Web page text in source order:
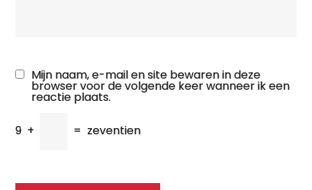
Mijn naam, e-mail en site bewaren in deze
browser voor de volgende keer wanneer ik een
reactie plaats.
9 + = zeventien